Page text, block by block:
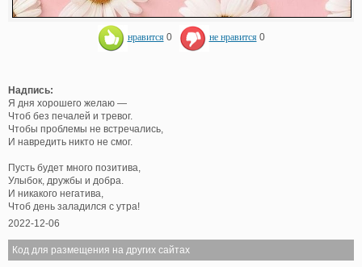
нравится 0 не нравится 0
Надпись:
Я дня хорошего желаю —
Чтоб без печалей и тревог.
Чтобы проблемы не встречались,
И навредить никто не смог.
Пусть будет много позитива,
Улыбок, дружбы и добра.
И никакого негатива,
Чтоб день заладился с утра!
2022-12-06
Код для размещения на других сайтах